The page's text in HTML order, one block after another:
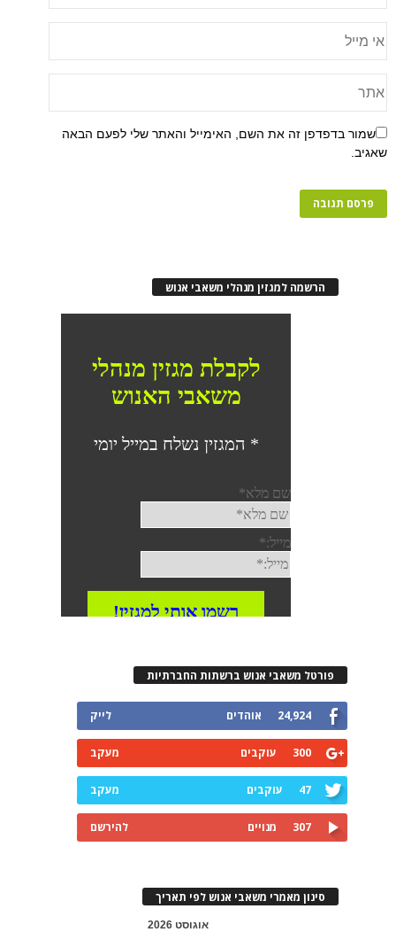
שמור בדפדפן זה את השם, האימייל והאתר שלי לפעם הבאה
שאגיב.
הרשמה למגזין מנהלי משאבי אנוש
פורטל משאבי אנוש ברשתות החברתיות
24,924 אוהדים לייק
300 עוקבים מעקב
47 עוקבים מעקב
307 מנויים להירשם
סינון מאמרי משאבי אנוש לפי תאריך
אוגוסט 2026